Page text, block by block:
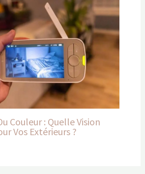
Couleur : Quelle Vision
Vos Extérieurs ?